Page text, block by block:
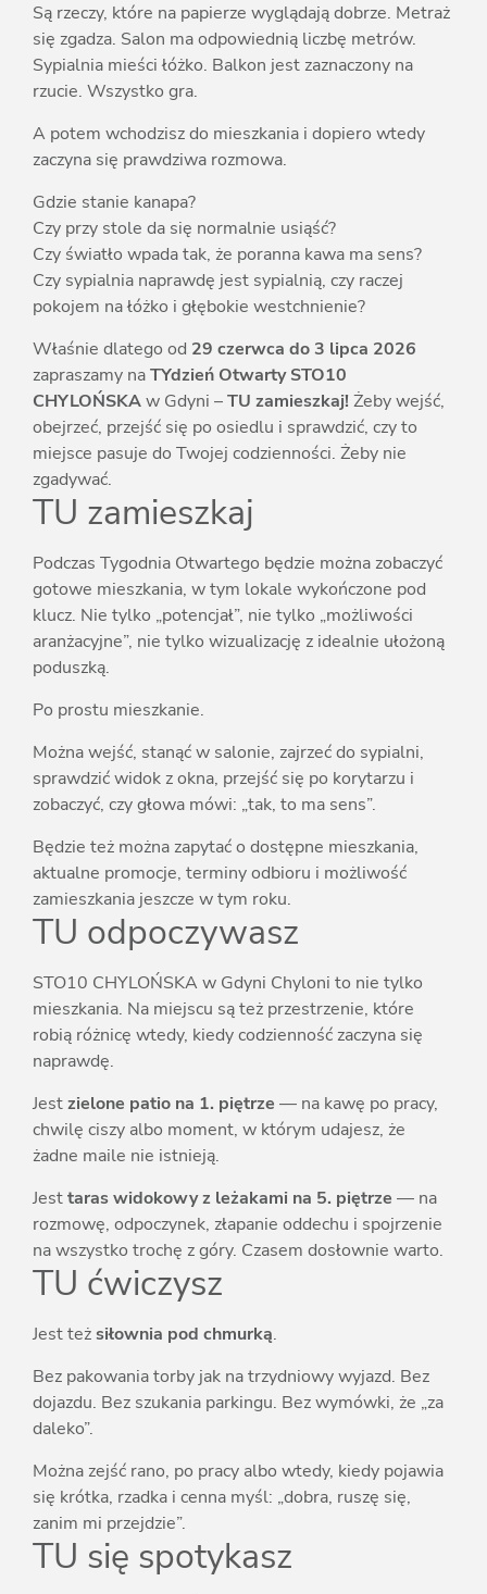
Są rzeczy, które na papierze wyglądają dobrze. Metraż
się zgadza. Salon ma odpowiednią liczbę metrów.
Sypialnia mieści łóżko. Balkon jest zaznaczony na
rzucie. Wszystko gra.
A potem wchodzisz do mieszkania i dopiero wtedy
zaczyna się prawdziwa rozmowa.
Gdzie stanie kanapa?
Czy przy stole da się normalnie usiąść?
Czy światło wpada tak, że poranna kawa ma sens?
Czy sypialnia naprawdę jest sypialnią, czy raczej
pokojem na łóżko i głębokie westchnienie?
Właśnie dlatego od 29 czerwca do 3 lipca 2026
zapraszamy naTYdzień Otwarty STO10
CHYLOŃSKAw Gdyni –TU zamieszkaj!Żeby wejść,
obejrzeć, przejść się po osiedlu i sprawdzić, czy to
miejsce pasuje do Twojej codzienności. Żeby nie
zgadywać.
TU zamieszkaj
Podczas Tygodnia Otwartego będzie można zobaczyć
gotowe mieszkania, w tym lokale wykończone pod
klucz. Nie tylko „potencjał”, nie tylko „możliwości
aranżacyjne”, nie tylko wizualizację z idealnie ułożoną
poduszką.
Po prostu mieszkanie.
Można wejść, stanąć w salonie, zajrzeć do sypialni,
sprawdzić widok z okna, przejść się po korytarzu i
zobaczyć, czy głowa mówi: „tak, to ma sens”.
Będzie też można zapytać o dostępne mieszkania,
aktualne promocje, terminy odbioru i możliwość
zamieszkania jeszcze w tym roku.
TU odpoczywasz
STO10 CHYLOŃSKA w Gdyni Chyloni to nie tylko
mieszkania. Na miejscu są też przestrzenie, które
robią różnicę wtedy, kiedy codzienność zaczyna się
naprawdę.
Jestzielone patio na 1. piętrze — na kawę po pracy,
chwilę ciszy albo moment, w którym udajesz, że
żadne maile nie istnieją.
Jesttaras widokowy z leżakami na 5. piętrze — na
rozmowę, odpoczynek, złapanie oddechu i spojrzenie
na wszystko trochę z góry. Czasem dosłownie warto.
TU ćwiczysz
Jest teżsiłownia pod chmurką.
Bez pakowania torby jak na trzydniowy wyjazd. Bez
dojazdu. Bez szukania parkingu. Bez wymówki, że „za
daleko”.
Można zejść rano, po pracy albo wtedy, kiedy pojawia
się krótka, rzadka i cenna myśl: „dobra, ruszę się,
zanim mi przejdzie”.
TU się spotykasz